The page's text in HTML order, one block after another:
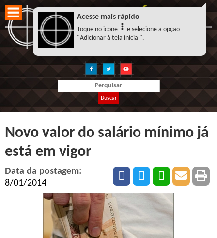
Buscar
Novo valor do salário mínimo já
está em vigor
Data da postagem:
8/01/2014
Acesse mais rápido
Toque no icone
e selecione a opção
"Adicionar à tela inicial".